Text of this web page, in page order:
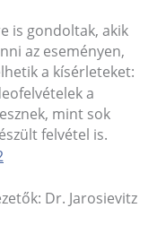
is gondoltak, akik
az eseményen,
a kísérleteket:
a
mint sok
felvétel is.
Dr. Jarosievitz